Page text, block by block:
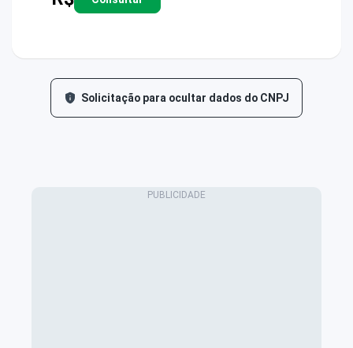
Solicitação para ocultar dados do CNPJ